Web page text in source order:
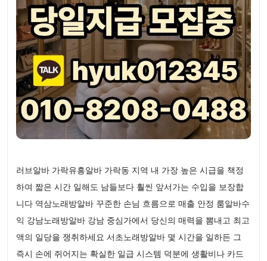
러브알바 가락유흥알바 가락동 지역 내 가장 높은 시급을 책정
하여 짧은 시간 일해도 남들보다 훨씬 앞서가는 수입을 보장합
니다 역삼노래방알바 꾸준한 손님 흐름으로 매출 안정 룸알바수
익 강남노래방알바 강남 중심가에서 당신의 매력을 뽐내고 최고
액의 일당을 쟁취하세요 서초노래방알바 몇 시간을 일하든 그
즉시 손에 쥐어지는 확실한 일급 시스템 덕분에 생활비나 카드